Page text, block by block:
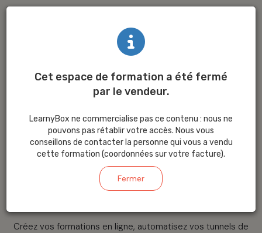
La plateforme
tout-en-un pour
créer et vendre
votre savoir
Créez vos formations en ligne, automatisez vos tunnels de
Cet espace de formation a été fermé
par le vendeur.
LearnyBox ne commercialise pas ce contenu : nous ne
pouvons pas rétablir votre accès. Nous vous
conseillons de contacter la personne qui vous a vendu
cette formation (coordonnées sur votre facture).
Fermer